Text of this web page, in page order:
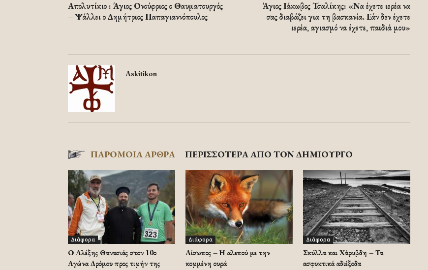
Απολυτίκιο : Άγιος Ονούφριος ο Θαυματουργός
– Ψάλλει ο Δημήτριος Παπαγιαννόπουλος
Άγιος Ιάκωβος Τσαλίκης: «Να έχετε ιερέα να
σας διαβάζει για τη βασκανία. Εάν δεν έχετε
ιερέα, αγιασμό να έχετε, παιδιά μου»
Askitikon
ΠΑΡΟΜΟΙΑ ΑΡΘΡΑ ΠΕΡΙΣΣΟΤΕΡΑ ΑΠΟ ΤΟΝ ΔΗΜΙΟΥΡΓΟ
Διάφορα
Ο Αλέξης Θανασιάς στον 10ο
Αγώνα Δρόμου προς τιμήν της
Διάφορα
Αίσωπος – Η αλεπού με την
κομμένη ουρά
Διάφορα
Σκύλλα και Χάρυβδη – Τα
ασφυκτικά αδιέξοδα